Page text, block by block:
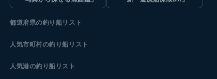
都道府県の釣り船リスト
人気市町村の釣り船リスト
人気港の釣り船リスト